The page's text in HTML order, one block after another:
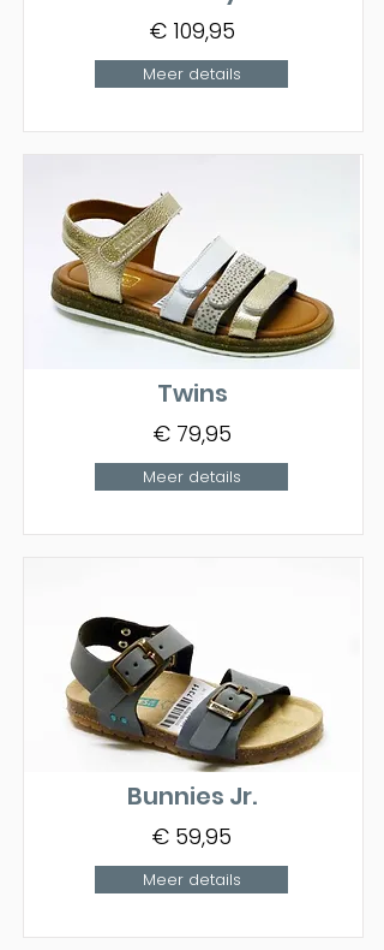
€ 109,95
Meer details
Twins
€ 79,95
Meer details
Bunnies Jr.
€ 59,95
Meer details